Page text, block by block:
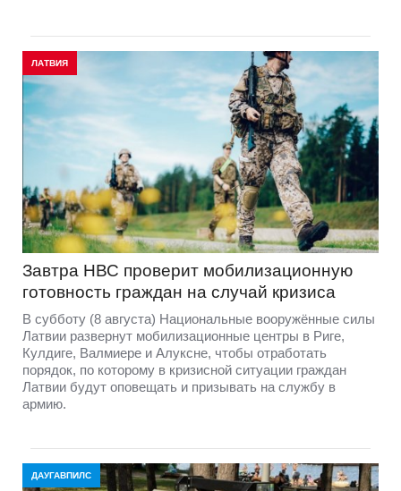
ЛАТВИЯ
Завтра НВС проверит мобилизационную
готовность граждан на случай кризиса
В субботу (8 августа) Национальные вооружённые силы
Латвии развернут мобилизационные центры в Риге,
Кулдиге, Валмиере и Алуксне, чтобы отработать
порядок, по которому в кризисной ситуации граждан
Латвии будут оповещать и призывать на службу в
армию.
ДАУГАВПИЛС